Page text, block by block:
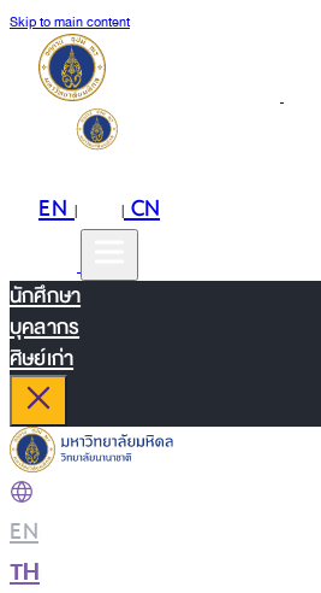
Skip to main content
EN| |CN
นักศึกษา
บุคลากร
ศิษย์เก่า
EN
TH